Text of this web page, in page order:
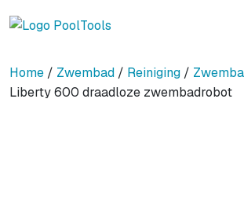
Home / Zwembad / Reiniging /
Liberty 600 draadloze zwembadrobot